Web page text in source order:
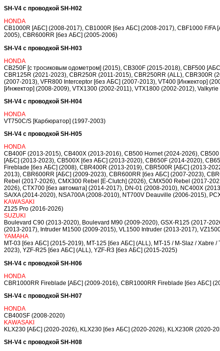
SH-V4 с проводкой SH-H02
HONDA
CB1000R [АБС] (2008-2017), CB1000R [без АБС] (2008-2017), CBF1000 F/
2005), CBR600RR [без АБС] (2005-2006)
SH-V4 с проводкой SH-H03
HONDA
CB250F [с тросиковым одометром] (2015), CB300F (2015-2018), CBF500
CBR125R (2021-2023), CBR250R (2011-2015), CBR250RR (ALL), CBR300R
(2007-2013), VFR800 Interceptor [без АБС] (2007-2013), VT400 [Инжектор]
[Инжектор] (2008-2009), VTX1300 (2002-2011), VTX1800 (2002-2012),
SH-V4 с проводкой SH-H04
HONDA
VT750C/S [Карбюратор] (1997-2003)
SH-V4 с проводкой SH-H05
HONDA
CB400F (2013-2015), CB400X (2013-2016), CB500 Hornet (2024-2026),
[АБС] (2013-2023), CB500X [без АБС] (2013-2020), CB650F (2014-2020),
Fireblade [без АБС] (2008), CBR400R (2013-2019), CBR500R [АБС] (2013-
2013), CBR600RR [АБС] (2009-2023), CBR600RR [без АБС] (2007-2023),
Rebel (2017-2026), CMX300 Rebel [E-Clutch] (2026), CMX500 Rebel (2017-
2026), CTX700 [без автомата] (2014-2017), DN-01 (2008-2010), NC400X
SA/XA (2014-2020), NSA700A (2008-2010), NT700V Deauville (2006-2015),
KAWASAKI
Z125 Pro (2016-2026)
SUZUKI
Boulevard C90 (2013-2020), Boulevard M90 (2009-2020), GSX-R125 (2017-
(2013-2017), Intruder M1500 (2009-2015), VL1500 Intruder (2013-2017),
YAMAHA
MT-03 [без АБС] (2015-2019), MT-125 [без АБС] (ALL), MT-15 / M-Slaz /
2023), YZF-R25 [без АБС] (ALL), YZF-R3 [без АБС] (2015-2025)
SH-V4 с проводкой SH-H06
HONDA
CBR1000RR Fireblade [АБС] (2009-2016), CBR1000RR Fireblade [без АБС]
SH-V4 с проводкой SH-H07
HONDA
CB400SF (2008-2020)
KAWASAKI
KLX230 [АБС] (2020-2026), KLX230 [без АБС] (2020-2026), KLX230R (2020-
SH-V4 с проводкой SH-H08